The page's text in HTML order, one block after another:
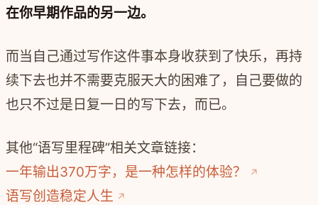
在你早期作品的另一边。
而当自己通过写作这件事本身收获到了快乐，再持
续下去也并不需要克服天大的困难了，自己要做的
也只不过是日复一日的写下去，而已。
其他“语写里程碑”相关文章链接：
一年输出370万字，是一种怎样的体验？
语写创造稳定人生